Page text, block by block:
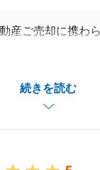
続きを読む
産ご売却に携わ
取引を完了するこ
げます。
き合いをどうぞ